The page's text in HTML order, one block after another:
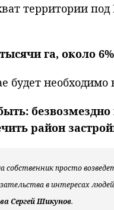
территории
га, около
необходимо
район
собственник просто
в интересах
Сергей Шикунов.